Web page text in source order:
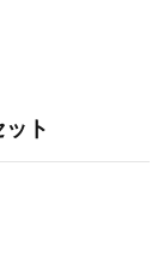
ト